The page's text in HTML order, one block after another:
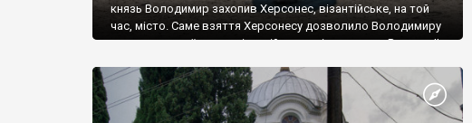
князь Володимир захопив Херсонес, візантійське, на той
час, місто. Саме взяття Херсонесу дозволило Володимиру
диктувати свої умови візантійському імператору Василю ІІ,
Херсонесі Володимир-язичник, став Василем-
християнином. А потім було Хрещення Русі. На честь
Херсонесу Таврійського названо місто […]